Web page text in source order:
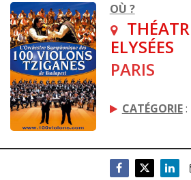
OÙ ?
ELYSÉES
PARIS
CATÉGORIE: